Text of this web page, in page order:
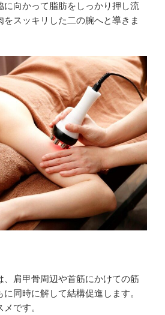
に向かって脂肪をしっかり押し流
をスッキリした二の腕へと導きま
、肩甲骨周辺や首筋にかけての筋
同時に解して結構促進します。
です。